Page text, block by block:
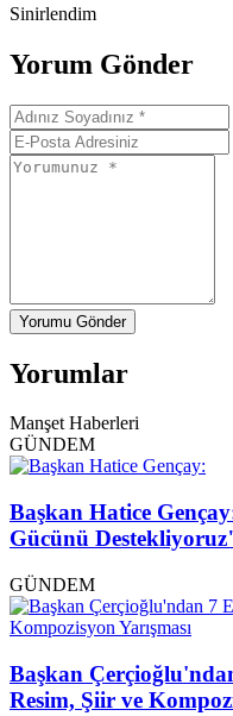
Sinirlendim
Yorum Gönder
Yorumu Gönder
Yorumlar
Manşet Haberleri
GÜNDEM
Başkan Hatice
Gücünü
GÜNDEM
Başkan
Resim, Şiir ve